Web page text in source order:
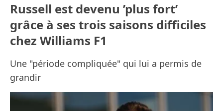
Russell est devenu ’plus fort’
grâce à ses trois saisons difficiles
chez Williams F1
Une "période compliquée" qui lui a permis de
grandir